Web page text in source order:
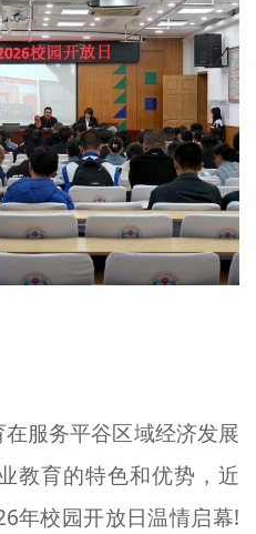
+
服务平谷区域经济发展
教育的特色和优势，近
年校园开放日温情启幕!